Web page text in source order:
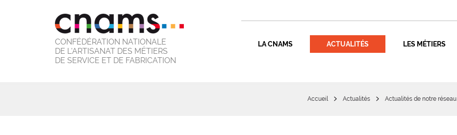
CONFÉDÉRATION NATIONALE
DE L'ARTISANAT DES MÉTIERS
DE SERVICE ET DE FABRICATION
LA CNAMS ACTUALITÉS LES MÉTIERS
Accueil Actualités Actualités de notre réseau